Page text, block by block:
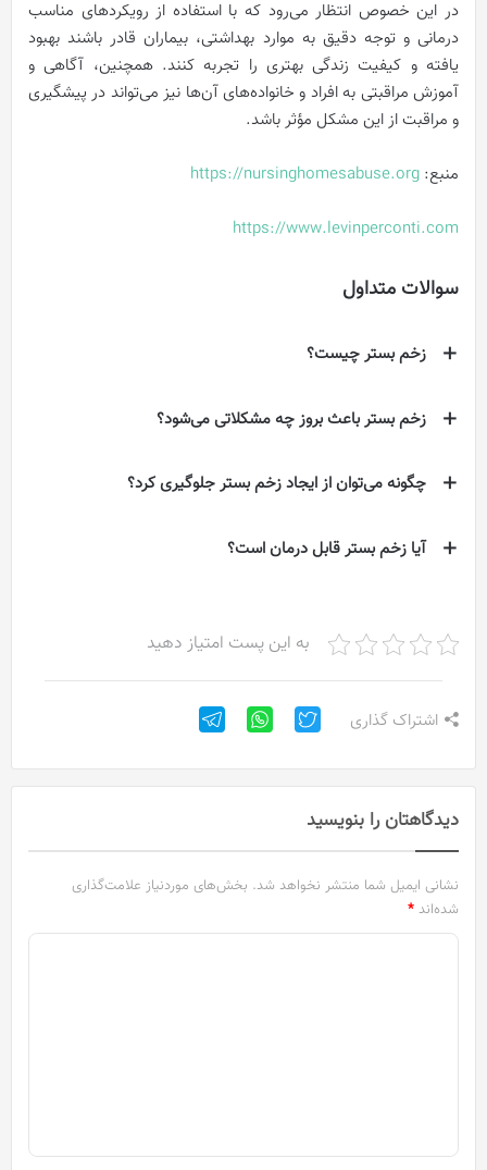
در این خصوص انتظار می‌رود که با استفاده از رویکردهای مناسب
درمانی و توجه دقیق به موارد بهداشتی، بیماران قادر باشند بهبود
یافته و کیفیت زندگی بهتری را تجربه کنند. همچنین، آگاهی و
آموزش مراقبتی به افراد و خانواده‌های آن‌ها نیز می‌تواند در پیشگیری
و مراقبت از این مشکل مؤثر باشد.
منبع:
https://www.levinperconti.com
سوالات متداول
زخم بستر چیست؟
زخم بستر باعث بروز چه مشکلاتی می‌شود؟
چگونه می‌توان از ایجاد زخم بستر جلوگیری کرد؟
آیا زخم بستر قابل درمان است؟
به این پست امتیاز دهید
اشتراک گذاری
دیدگاهتان را بنویسید
نشانی ایمیل شما منتشر نخواهد شد. بخش‌های موردنیاز علامت‌گذاری
شده‌اند *